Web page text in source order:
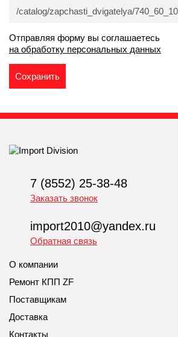
Отправляя форму вы соглашаетесь
на обработку персональных данных
7 (8552) 25-38-48
Заказать звонок
import2010@yandex.ru
Обратная связь
О компании
Ремонт КПП ZF
Поставщикам
Доставка
Контакты